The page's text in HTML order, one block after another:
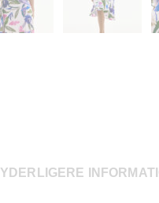
YDERLIGERE